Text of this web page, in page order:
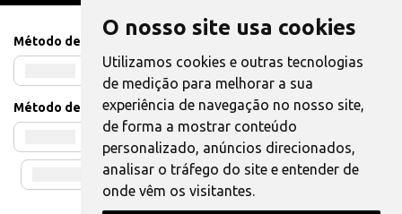
O nosso site usa cookies
Utilizamos cookies e outras tecnologias
de medição para melhorar a sua
experiência de navegação no nosso site,
de forma a mostrar conteúdo
personalizado, anúncios direcionados,
analisar o tráfego do site e entender de
onde vêm os visitantes.
Método de Pagamento
Método de Envio